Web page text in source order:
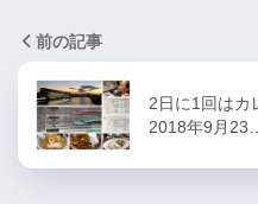
前の記事
2日に1回はカ
2018年9月23…